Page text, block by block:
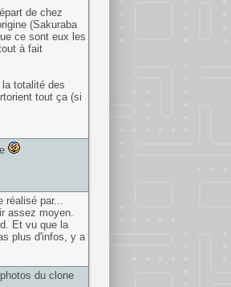
de chez
(Sakuraba
ce sont eux les
à fait
totalité des
tout ça (si
réalisé par...
assez moyen.
Et vu que la
plus d'infos, y a
du clone